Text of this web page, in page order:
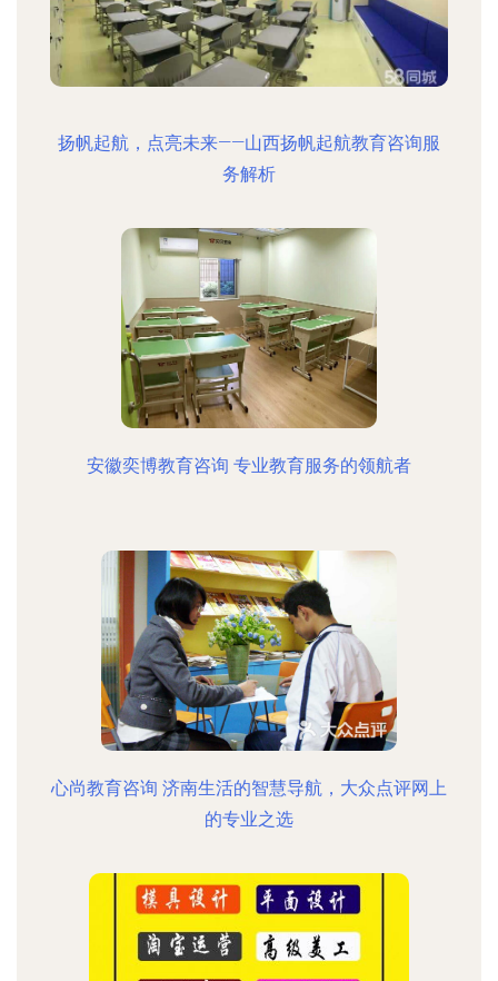
扬帆起航，点亮未来——山西扬帆起航教育咨询服
务解析
安徽奕博教育咨询 专业教育服务的领航者
心尚教育咨询 济南生活的智慧导航，大众点评网上
的专业之选